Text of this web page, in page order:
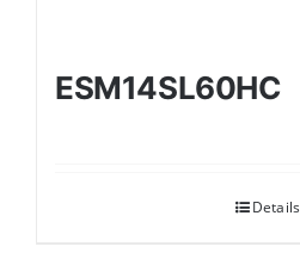
ESM14SL60HC
Details